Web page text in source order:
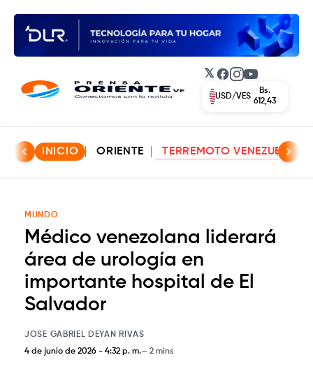
𝕏 Facebook
Instagram
YouTube
USD/VES
Bs.
612,43
INICIO ORIENTE TERREMOTO VENEZUELA
MUNDO
Médico venezolana liderará
área de urología en
importante hospital de El
Salvador
JOSE GABRIEL DEYAN RIVAS
4 de junio de 2026 - 4:32 p. m. 2 mins